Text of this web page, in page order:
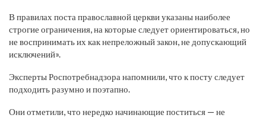
В правилах поста православной церкви указаны наиболее
строгие ограничения, на которые следует ориентироваться, но
не воспринимать их как непреложный закон, не допускающий
исключений».
Эксперты Роспотребнадзора напомнили, что к посту следует
подходить разумно и поэтапно.
Они отметили, что нередко начинающие поститься — не